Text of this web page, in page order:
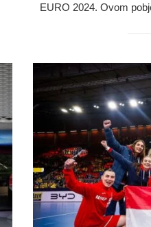
EURO 2024. Ovom